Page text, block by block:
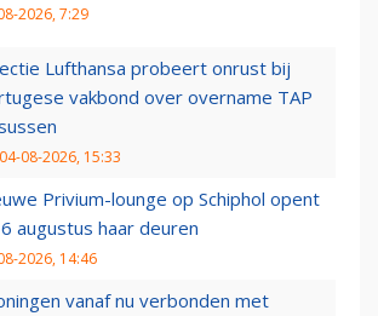
2026, 7:29
Lufthansa probeert onrust bij
vakbond over overname TAP
04-08-2026, 15:33
Privium-lounge op Schiphol opent
augustus haar deuren
2026, 14:46
vanaf nu verbonden met